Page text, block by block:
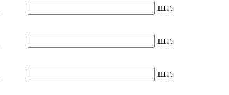
шт.
шт.
шт.